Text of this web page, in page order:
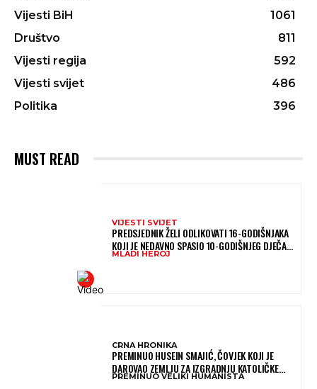
Vijesti BiH
1061
Društvo
811
Vijesti regija
592
Vijesti svijet
486
Politika
396
MUST READ
VIJESTI SVIJET
PREDSJEDNIK ŽELI ODLIKOVATI 16-GODIŠNJAKA
KOJI JE NEDAVNO SPASIO 10-GODIŠNJEG DJEČAKA
IZ SMRTONOSNIH VALOVA
MLADI HEROJ
CRNA HRONIKA
PREMINUO HUSEIN SMAJIĆ, ČOVJEK KOJI JE
DAROVAO ZEMLJU ZA IZGRADNJU KATOLIČKE
CRKVE U BUGOJNU
PREMINUO VELIKI HUMANISTA